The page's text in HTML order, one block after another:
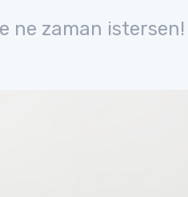
ne zaman istersen!